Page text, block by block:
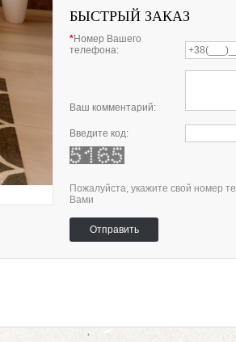
БЫСТРЫЙ ЗАКАЗ
*Номер Вашего
телефона:
Ваш комментарий:
Введите код:
Пожалуйста, укажите свой номер
Вами
Отправить